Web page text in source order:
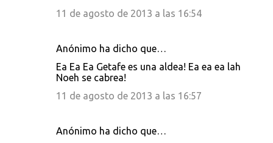
11 de agosto de 2013 a las 16:54
Anónimo ha dicho que…
Ea Ea Ea Getafe es una aldea! Ea ea ea lah
Noeh se cabrea!
11 de agosto de 2013 a las 16:57
Anónimo ha dicho que…